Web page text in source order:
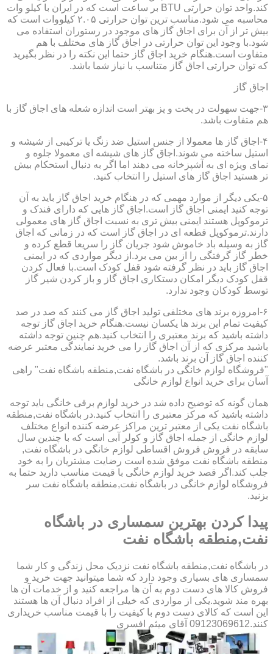
کند.واحد توان حرارتی BTU بر ساعت است که در ایران با کیلو وات
محاسبه می شود.مناسب ترین توان حرارتی ۲.۰۵ کیلووات است که
بیش تر از آن برای اجاق گاز های موجود در رستوران استفاده می
شود.با وجود این توان حرارتی در اجاق گاز های مختلف با هم
متفاوت است.هنگام خرید اجاق گاز حتما این نکته را در نظر بگیرید
که توان حرارتی اجاق گاز متناسب با نیاز شما باشد.
اجاق گاز
۳-جهت سهولت در پخت و پز بهتر است اندازه شعله های اجاق گاز با
هم متفاوت باشد.
۴-اجاق گاز ها معمولا از جنس استیل ضد زنگ یا ترکیبی از شیشه و
استیل ساخته می شوند.اجاق گاز های شیشه ای معمولا جلوه و
نمای ویژه ای به آشپزخانه می دهند اما اگر به دنبال استحکام بیش
تر هستید اجاق گاز های استیل را انتخاب کنید.
۵-یکی دیگر از موارد مهمی که در هنگام خرید اجاق گاز باید به آن
توجه کنید ایمنی اجاق گاز است.اجاق گاز هایی که دارای فندک و
ترموکوپل هستند ایمنی بیش تری به نسبت اجاق گاز های معمولی
دارند.ترموکوپل قطعه ای در اجاق گاز است که در زمانی که اجاق
گاز به وسیله باد خاموش شود جریان گاز را سریعا قطع کرده و
خطر گاز گرفتگی را از بین می برد.از دیگر مواردی که در ایمنی
اجاق گاز باید در نظر گرفته شود قفل کودک است.با فعال کردن
قفل کودک دیگر امکان دستکاری اجاق گاز و باز کردن شیر گاز
توسط کودکان وجود ندارد.
۶-امروزه برند های مختلفی تولید اجاق گاز می کنند که صد در صد
کیفیت تمام این برند ها یکسان نیست.هنگام خرید اجاق گاز توجه
داشته باشید که برند معتبری را انتخاب کنید.هم چنین توجه داشته
باشید مرکزی که از آن اجاق گاز را می خرید نمایندگی معتبر عرضه
کننده اجاق گاز آن برند باشد.
"فروشگاه لوازم خانگی در باشگاه نفت,منطقه باشگاه نفت" راهی
آسان برای خرید انواع لوازم خانگی
همان گونه که توضیح داده شد در خرید لوازم برقی خانگی باید توجه
داشته باشید که مرکز معتبری را انتخاب کنید.در باشگاه نفت,منطقه
باشگاه نفت یکی از معتبر ترین مراکز عرضه کننده انواع مختلف
لوازم خانگی از جمله اجاق گاز و کولر آبی است که با چندین سال
سابقه در فروش فروش اقساطی لوازم خانگی در باشگاه نفت,
منطقه باشگاه نفت موفق شده است رضایت مشتریان را به خود
جلب کند.اگر قصد خرید لوازم خانگی با قیمت مناسب دارید حتما به
فروشگاه لوازم خانگی در باشگاه نفت,منطقه باشگاه نفت سر
بزنید.
پیدا کردن بهترین سمساری در باشگاه
نفت,منطقه باشگاه نفت
در باشگاه نفت,منطقه باشگاه نفت نزدیک محل زندگی و کار شما
سمساری های بسیاری وجود دارد که شما میتوانید جهت خرید و
فروش کالا های دست دوم به آن ها مراجعه کنید و از خدمات آن ها
بهره مند شوید.یکی از مواردی که خیلی از افراد دنبال آن ها هستند
این است که کالای دست دوم با کیفیت را با قیمت مناسب خریداری
کنند.09123069612 آقای میثم افسری